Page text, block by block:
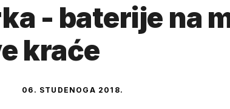
- baterije na
kraće
06. STUDENOGA 2018.